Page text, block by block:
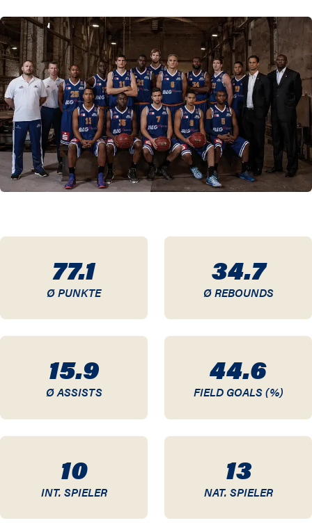
11 / 12
10 / 11
09 / 10
08 / 09
07 / 08
77.1
Ø PUNKTE
34.7
Ø REBOUNDS
15.9
Ø ASSISTS
44.6
FIELD GOALS (%)
10
INT. SPIELER
13
NAT. SPIELER